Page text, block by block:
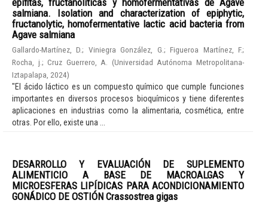
salmiana. Isolation and characterization of epiphytic,
fructanolytic, homofermentative lactic acid bacteria from
Agave salmiana
Gallardo-Martínez, D.; Viniegra González, G. ;Figueroa Martínez, F.;
Rocha, j. ;Cruz Guerrero, A. (Universidad Autónoma Metropolitana-
Iztapalapa 2024)
"El ácido láctico es un compuesto químico que cumple funciones
importantes en diversos procesos bioquímicos y tiene diferentes
aplicaciones en industrias como la alimentaria, cosmética, entre
otras. Por ello, existe una ...
DESARROLLO Y EVALUACIÓN DE SUPLEMENTO
ALIMENTICIO A BASE DE MACROALGAS Y
MICROESFERAS LIPÍDICAS PARA ACONDICIONAMIENTO
GONÁDICO DE OSTIÓN Crassostrea gigas